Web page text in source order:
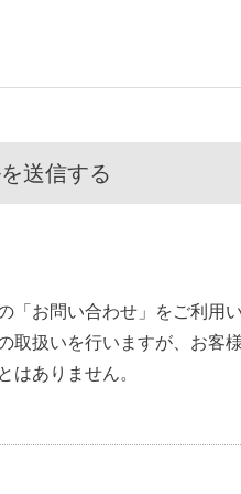
お問い合わせ」をご利用
扱いを行いますが、お客
はありません。